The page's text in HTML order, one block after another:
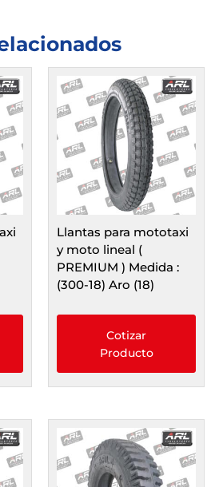
Llantas para mototaxi
y moto lineal (
PREMIUM ) Medida :
(300-18) Aro (18)
Cotizar
Producto